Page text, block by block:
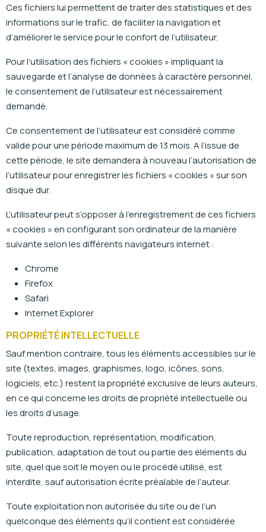
Ces fichiers lui permettent de traiter des statistiques et des
informations sur le trafic, de faciliter la navigation et
d’améliorer le service pour le confort de l’utilisateur.
Pour l’utilisation des fichiers « cookies » impliquant la
sauvegarde et l’analyse de données à caractère personnel,
le consentement de l’utilisateur est nécessairement
demandé.
Ce consentement de l’utilisateur est considéré comme
valide pour une période maximum de 13 mois. A l’issue de
cette période, le site demandera à nouveau l’autorisation de
l’utilisateur pour enregistrer les fichiers « cookies » sur son
disque dur.
L’utilisateur peut s’opposer à l’enregistrement de ces fichiers
« cookies » en configurant son ordinateur de la manière
suivante selon les différents navigateurs internet :
Chrome
Firefox
Safari
Internet Explorer
PROPRIÉTÉ INTELLECTUELLE
Sauf mention contraire, tous les éléments accessibles sur le
site (textes, images, graphismes, logo, icônes, sons,
logiciels, etc.) restent la propriété exclusive de leurs auteurs,
en ce qui concerne les droits de propriété intellectuelle ou
les droits d’usage.
Toute reproduction, représentation, modification,
publication, adaptation de tout ou partie des éléments du
site, quel que soit le moyen ou le procédé utilisé, est
interdite, sauf autorisation écrite préalable de l’auteur.
Toute exploitation non autorisée du site ou de l’un
quelconque des éléments qu’il contient est considérée